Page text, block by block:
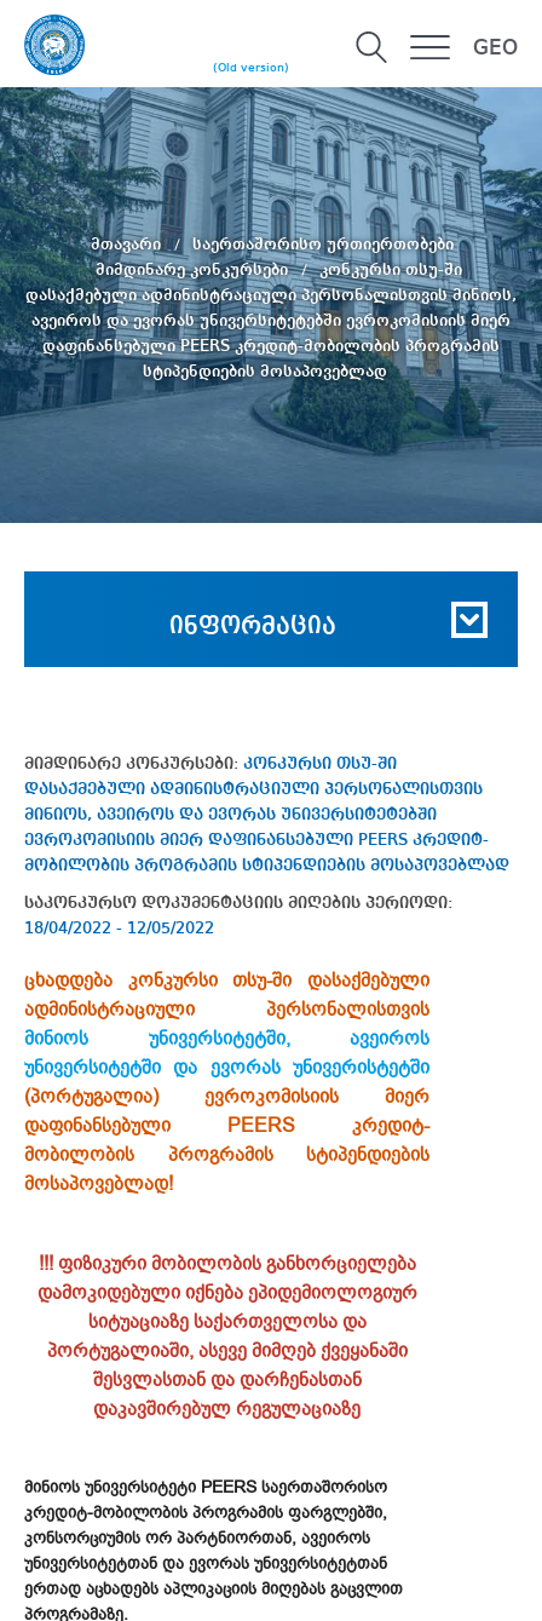
(Old version)
GEO
მთავარი
საერთაშორისო ურთიერთობები
მიმდინარე კონკურსები
კონკურსი თსუ-ში
დასაქმებული ადმინისტრაციული პერსონალისთვის მინიოს,
ავეიროს და ევორას უნივერსიტეტებში ევროკომისიის მიერ
დაფინანსებული PEERS კრედიტ-მობილობის პროგრამის
სტიპენდიების მოსაპოვებლად
ინფორმაცია
მიმდინარე კონკურსები: კონკურსი თსუ-ში
დასაქმებული ადმინისტრაციული პერსონალისთვის
მინიოს, ავეიროს და ევორას უნივერსიტეტებში
ევროკომისიის მიერ დაფინანსებული PEERS კრედიტ-
მობილობის პროგრამის სტიპენდიების მოსაპოვებლად
საკონკურსო დოკუმენტაციის მიღების პერიოდი:
18/04/2022 - 12/05/2022
ცხადდება კონკურსი თსუ-ში დასაქმებული
ადმინისტრაციული პერსონალისთვის
მინიოს უნივერსიტეტში, ავეიროს
უნივერსიტეტში და ევორას უნივერისტეტში
(პორტუგალია) ევროკომისიის მიერ
დაფინანსებული PEERS კრედიტ-
მობილობის პროგრამის სტიპენდიების
მოსაპოვებლად!
!!! ფიზიკური მობილობის განხორციელება
დამოკიდებული იქნება ეპიდემიოლოგიურ
სიტუაციაზე საქართველოსა და
პორტუგალიაში, ასევე მიმღებ ქვეყანაში
შესვლასთან და დარჩენასთან
დაკავშირებულ რეგულაციაზე
მინიოს უნივერსიტეტი PEERS საერთაშორისო
კრედიტ-მობილობის პროგრამის ფარგლებში,
კონსორციუმის ორ პარტნიორთან, ავეიროს
უნივერსიტეტთან და ევორას უნივერსიტეტთან
ერთად აცხადებს აპლიკაციის მიღებას გაცვლით
პროგრამაზე.